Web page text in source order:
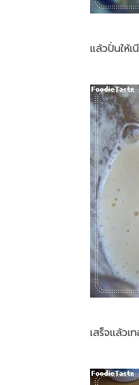
แล้วปั่นให้เ
เสร็จแล้วเ